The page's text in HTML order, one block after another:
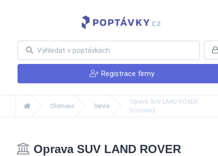
Registrace firmy
Olomouc Servis
Oprava SUV LAND ROVER
Discovery
Oprava SUV LAND ROVER